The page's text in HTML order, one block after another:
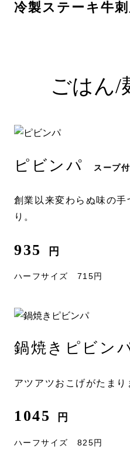
冷製ステーキ牛
ごはん/
ピビンパ スープ付
創業以来変わらぬ味の
り。
935 円
ハーフサイズ 715円
鍋焼きピビン
アツアツおこげがたまり
1045 円
ハーフサイズ 825円